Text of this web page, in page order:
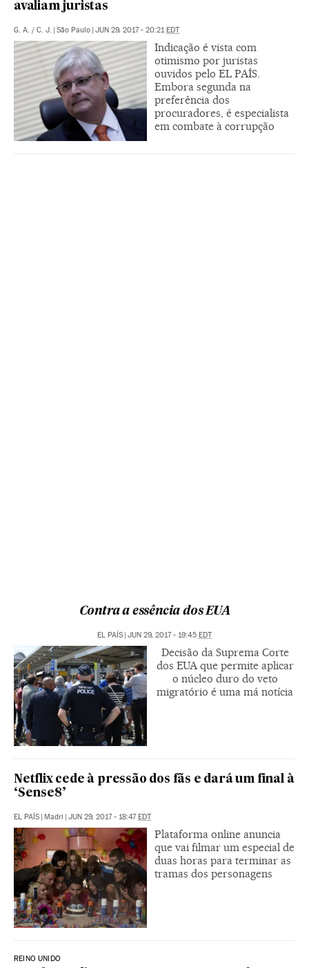
avaliam juristas
G. A. / C. J. São Paulo JUN 29, 2017 - 20:21 EDT
Indicação é vista com
otimismo por juristas
ouvidos pelo EL PAÍS.
Embora segunda na
preferência dos
procuradores, é especialista
em combate à corrupção
Contra a essência dos EUA
EL PAÍS JUN 29, 2017 - 19:45 EDT
Decisão da Suprema Corte
dos EUA que permite aplicar
o núcleo duro do veto
migratório é uma má notícia
Netflix cede à pressão dos fãs e dará um final à
‘Sense8’
EL PAÍS Madri JUN 29, 2017 - 18:47 EDT
Plataforma online anuncia
que vai filmar um especial de
duas horas para terminar as
tramas dos personagens
REINO UNIDO